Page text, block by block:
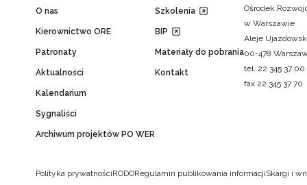
O nas
Kierownictwo ORE
Patronaty
Aktualności
Kalendarium
Sygnaliści
Archiwum projektów PO WER
Szkolenia
BIP
Materiały do pobrania
Kontakt
Ośrodek
w Warszawie
Aleje
00-478
tel. 22 345 37 00
fax 22 345 37 70
Polityka prywatnościRODORegulamin publikowania informacjiSkargi i